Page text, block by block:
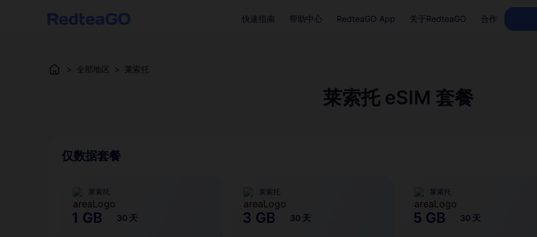
快速指南 帮助中心 RedteaGO App 关于RedteaGO 合作
> 全部地区 > 莱索托
莱索托 eSIM 套餐
仅数据套餐
莱索托
1 GB 30 天
莱索托
3 GB 30 天
莱索托
5 GB 30 天